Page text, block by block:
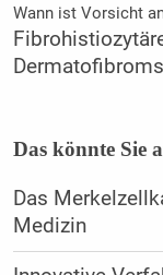
Wann ist Vorsicht
Dermatofibroms
Das könnte Sie
Das
Medizin